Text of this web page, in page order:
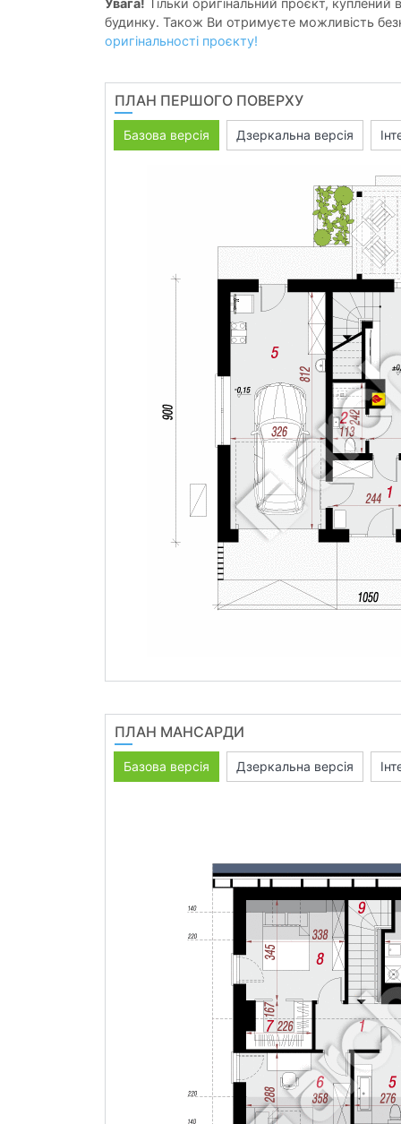
будинку. Також Ви отримуєте можливість
оригінальності проєкту!
ПЛАН ПЕРШОГО ПОВЕРХУ
Базова версія Дзеркальна версія
ПЛАН МАНСАРДИ
Базова версія Дзеркальна версія